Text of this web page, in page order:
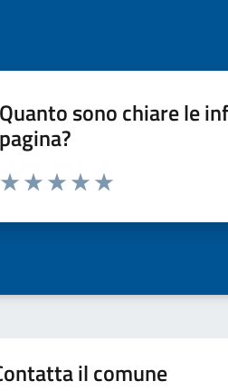
Quanto sono chiare le
pagina?
Valuta da 1 a 5 stelle la pagina
il comune